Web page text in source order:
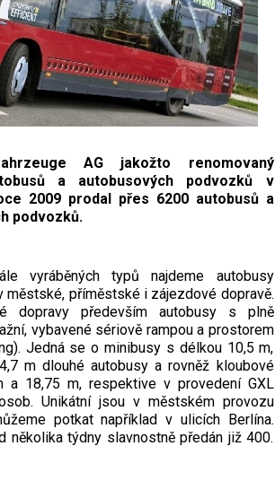
AG jakožto renomovaný
a autobusových podvozků v
2009 prodal přes 6200 autobusů a
podvozků.
vyráběných typů najdeme autobusy
městské, příměstské i zájezdové dopravě.
především autobusy s plně
vybavené sériově rampou a prostorem
Jedná se o minibusy s délkou 10,5 m,
m dlouhé autobusy a rovněž kloubové
18,75 m, respektive v provedení GXL
Unikátní jsou v městském provozu
potkat například v ulicích Berlína.
několika týdny slavnostně předán již 400.